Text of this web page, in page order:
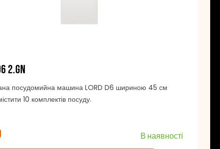
2.GN
посудомийна машина LORD D6 шириною 45 см
10 комплектів посуду.
В наявності